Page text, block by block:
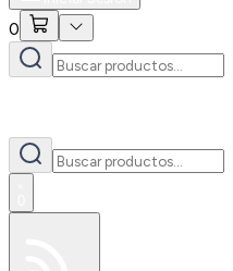
0